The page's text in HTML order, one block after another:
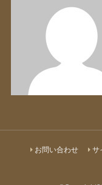
お問い合わせ サ